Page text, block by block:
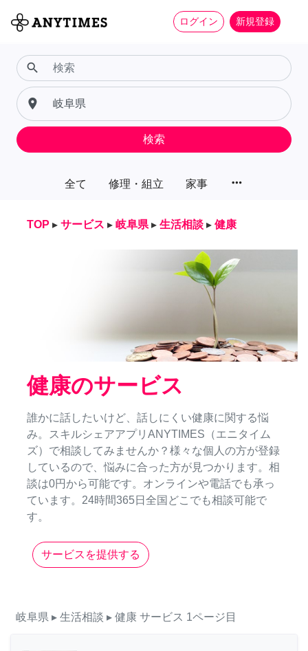
ログイン 新規登録
全て 修理・組立 家事 more_horiz
search
place
検索
TOP ▸ サービス ▸ 岐阜県 ▸ 生活相談 ▸ 健康
健康のサービス
誰かに話したいけど、話しにくい健康に関する悩
み。スキルシェアアプリANYTIMES（エニタイム
ズ）で相談してみませんか？様々な個人の方が登録
しているので、悩みに合った方が見つかります。相
談は0円から可能です。オンラインや電話でも承っ
ています。24時間365日全国どこでも相談可能で
す。
サービスを提供する
岐阜県 ▸ 生活相談 ▸ 健康 サービス 1ページ目